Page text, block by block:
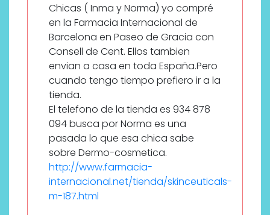
Chicas ( Inma y Norma) yo compré
en la Farmacia Internacional de
Barcelona en Paseo de Gracia con
Consell de Cent. Ellos tambien
envian a casa en toda España.Pero
cuando tengo tiempo prefiero ir a la
tienda.
El telefono de la tienda es 934 878
094 busca por Norma es una
pasada lo que esa chica sabe
sobre Dermo-cosmetica.
http://www.farmacia-
internacional.net/tienda/skinceuticals-
m-187.html